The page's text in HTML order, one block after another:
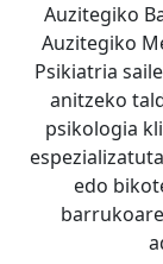
Auzitegiko
Auzitegiko
Psikiatria
anitzeko
psikologia
edo